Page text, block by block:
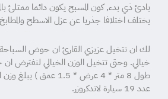
بادئ ذي بدء, كون المسبح يكون دائما ممتلئ
يختلف اختلافا جذريا عن عزل الاسطح والمطابخ
لك ان تتخيل عزيزي القارئ ان حوض
خيالي. وحتى تتخيل الوزن الخيالي
عدد 19 سيارة لاندكروزر.